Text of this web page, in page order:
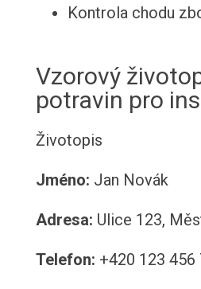
Kontrola chodu
Vzorový
potravin pro
Životopis
Jméno: Jan Novák
Adresa: Ulice 123,
Telefon: +420 123 456